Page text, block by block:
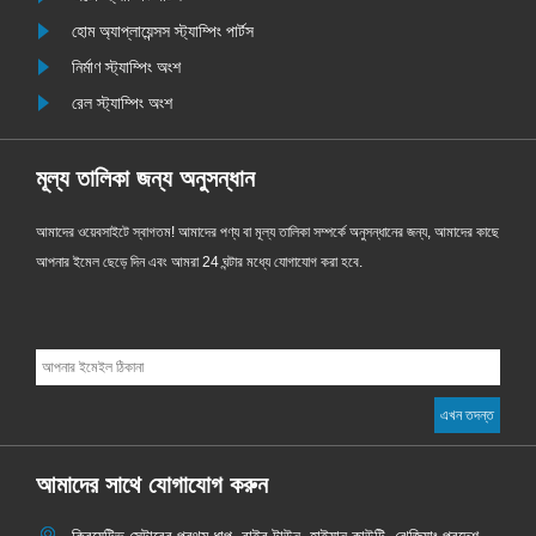
হোম অ্যাপ্লায়েন্সস স্ট্যাম্পিং পার্টস
নির্মাণ স্ট্যাম্পিং অংশ
রেল স্ট্যাম্পিং অংশ
মূল্য তালিকা জন্য অনুসন্ধান
আমাদের ওয়েবসাইটে স্বাগতম! আমাদের পণ্য বা মূল্য তালিকা সম্পর্কে অনুসন্ধানের জন্য, আমাদের কাছে
আপনার ইমেল ছেড়ে দিন এবং আমরা 24 ঘন্টার মধ্যে যোগাযোগ করা হবে.
আমাদের সাথে যোগাযোগ করুন